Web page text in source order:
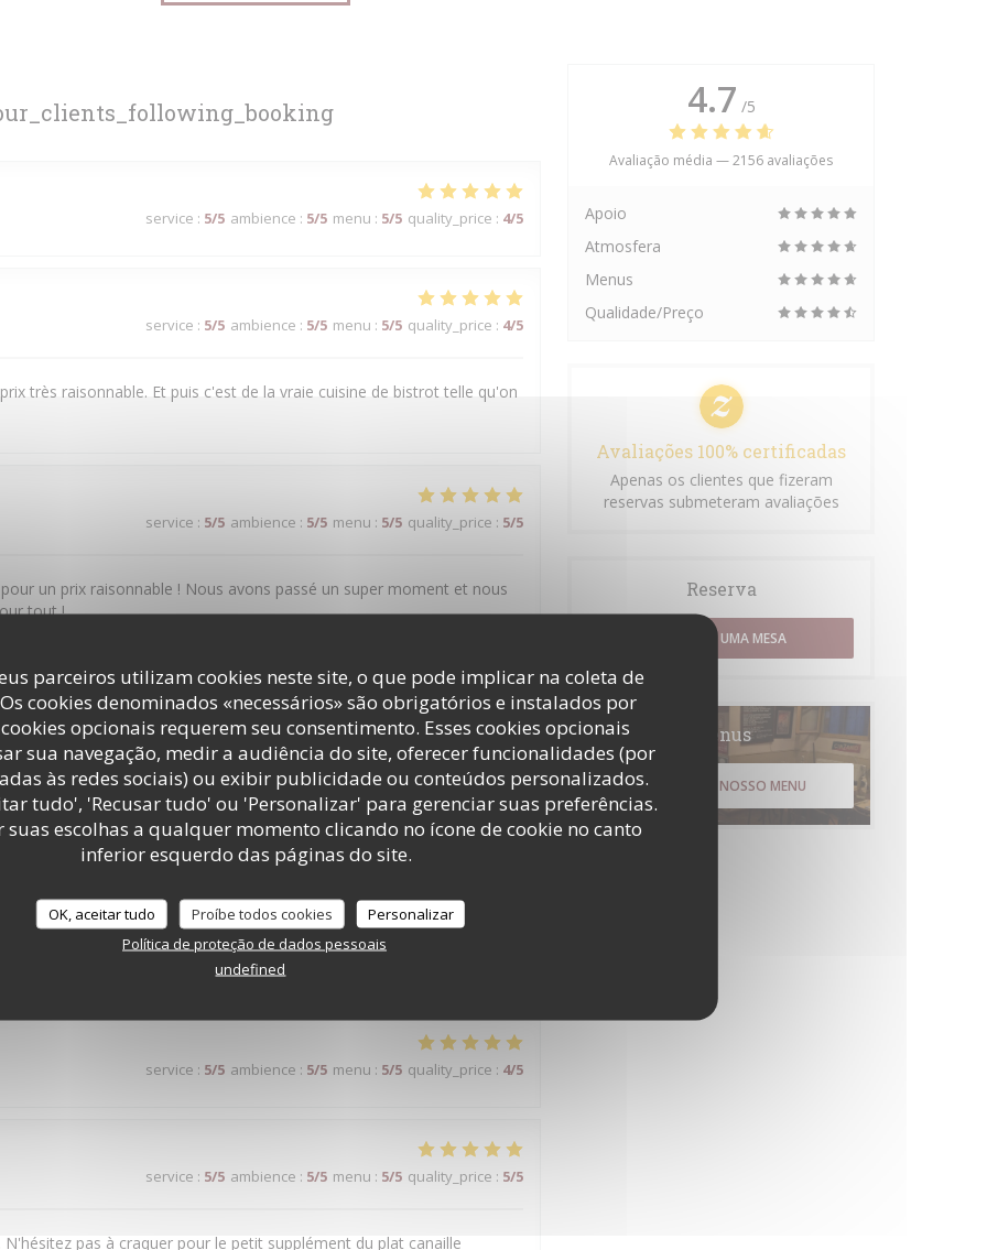
parceiros utilizam cookies neste site, o que pode implicar na coleta de
cookies denominados «necessários» são obrigatórios e instalados por
opcionais requerem seu consentimento. Esses cookies opcionais
sua navegação, medir a audiência do site, oferecer funcionalidades (por
às redes sociais) ou exibir publicidade ou conteúdos personalizados.
tudo', 'Recusar tudo' ou 'Personalizar' para gerenciar suas preferências.
suas escolhas a qualquer momento clicando no ícone de cookie no canto
inferior esquerdo das páginas do site.
OK, aceitar tudo Proíbe todos cookies
Personalizar
Política de proteção de dados pessoais
undefined
service : 5/5 ambience : 5/5 menu : 5/5 quality_price : 4/5
service : 5/5 ambience : 5/5 menu : 5/5 quality_price : 4/5
très raisonnable. Et puis c'est de la vraie cuisine de bistrot telle qu'on
service : 5/5 ambience : 5/5 menu : 5/5 quality_price : 5/5
un prix raisonnable ! Nous avons passé un super moment et nous
tout !
menu /5 quality_price 5/5
service:5/5 ambience:5/5 menu
La nourriture est très bonne. On y reviendra.
service : 5/5 ambience : 5/5 menu : 5/5 quality_price : 4/5
service : 5/5 ambience : 5/5 menu : 5/5 quality_price : 5/5
pas à craquer pour le petit supplément du plat canaille
4.7 /5
Avaliação média —2156 avaliações
Apoio
Atmosfera
Menus
Qualidade/Preço
Avaliações 100% certificadas
Apenas os clientes que fizeram
reservas submeteram avaliações
Reserva
RESERVAR UMA MESA
Menus
DESCUBRA O NOSSO MENU